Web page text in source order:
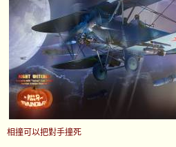
相撞可以把對手撞死